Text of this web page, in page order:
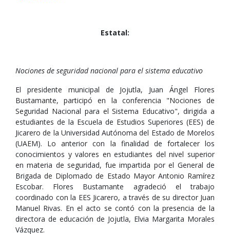
Estatal:
Nociones de seguridad nacional para el sistema educativo
El presidente municipal de Jojutla, Juan Ángel Flores
Bustamante, participó en la conferencia "Nociones de
Seguridad Nacional para el Sistema Educativo", dirigida a
estudiantes de la Escuela de Estudios Superiores (EES) de
Jicarero de la Universidad Autónoma del Estado de Morelos
(UAEM). Lo anterior con la finalidad de fortalecer los
conocimientos y valores en estudiantes del nivel superior
en materia de seguridad, fue impartida por el General de
Brigada de Diplomado de Estado Mayor Antonio Ramírez
Escobar. Flores Bustamante agradeció el trabajo
coordinado con la EES Jicarero, a través de su director Juan
Manuel Rivas. En el acto se contó con la presencia de la
directora de educación de Jojutla, Elvia Margarita Morales
Vázquez.